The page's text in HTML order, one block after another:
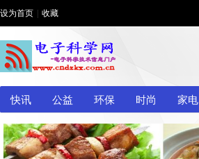
设为首页 收藏
快讯 公益 环保 时尚 家电